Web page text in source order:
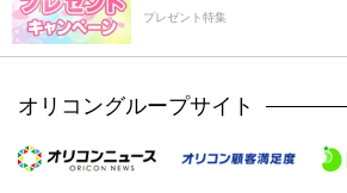
プレゼント特集
オリコングループサイト